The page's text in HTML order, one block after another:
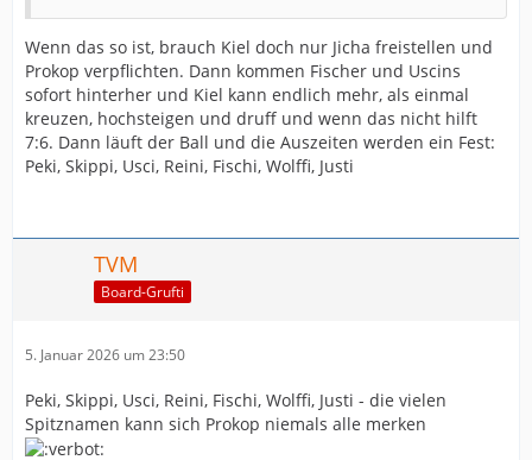
Wenn das so ist, brauch Kiel doch nur Jicha freistellen und
Prokop verpflichten. Dann kommen Fischer und Uscins
sofort hinterher und Kiel kann endlich mehr, als einmal
kreuzen, hochsteigen und druff und wenn das nicht hilft
7:6. Dann läuft der Ball und die Auszeiten werden ein Fest:
Peki, Skippi, Usci, Reini, Fischi, Wolffi, Justi
TVM
Board-Grufti
5. Januar 2026 um 23:50
Peki, Skippi, Usci, Reini, Fischi, Wolffi, Justi - die vielen
Spitznamen kann sich Prokop niemals alle merken